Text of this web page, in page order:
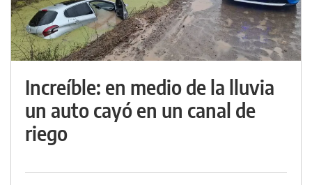
Increíble: en medio de la lluvia
un auto cayó en un canal de
riego